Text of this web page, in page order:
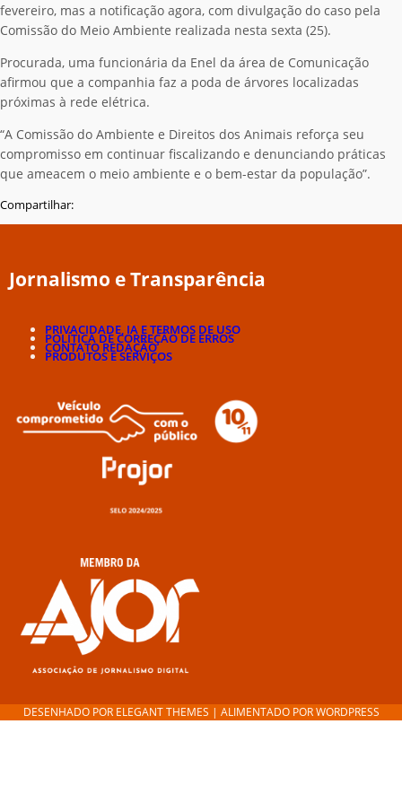
fevereiro, mas a notificação agora, com divulgação do caso pela
Comissão do Meio Ambiente realizada nesta sexta (25).
Procurada, uma funcionária da Enel da área de Comunicação
afirmou que a companhia faz a poda de árvores localizadas
próximas à rede elétrica.
“A Comissão do Ambiente e Direitos dos Animais reforça seu
compromisso em continuar fiscalizando e denunciando práticas
que ameacem o meio ambiente e o bem-estar da população”.
Compartilhar:
Jornalismo e Transparência
PRIVACIDADE, IA E TERMOS DE USO
POLÍTICA DE CORREÇÃO DE ERROS
CONTATO REDAÇÃO
PRODUTOS E SERVIÇOS
DESENHADO POR ELEGANT THEMES | ALIMENTADO PORWORDPRESS